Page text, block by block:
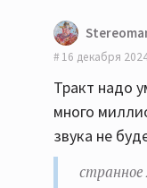
16 декабря
Тракт надо
много
звука не
странное